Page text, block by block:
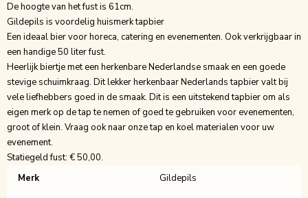
De hoogte van het fust is 61cm.
Gildepils is voordelig huismerk tapbier
Een ideaal bier voor horeca, catering en evenementen. Ook verkrijgbaar in
een handige50 liter fust.
Heerlijk biertje met een herkenbare Nederlandse smaak en een goede
stevige schuimkraag. Dit lekker herkenbaar Nederlands tapbier valt bij
vele liefhebbers goed in de smaak. Dit is een uitstekend tapbier om als
eigen merk op de tap te nemen of goed te gebruiken voor evenementen,
groot of klein. Vraag ook naar onze tap en koel materialen voor uw
evenement.
Statiegeld fust: € 50,00.
Merk
Gildepils